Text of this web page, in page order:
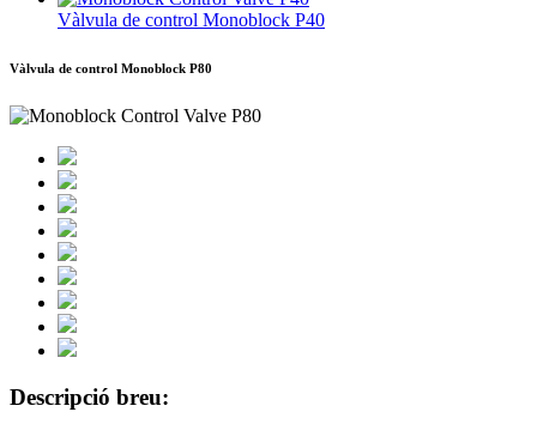
Vàlvula de control Monoblock P40
Vàlvula de control Monoblock P80
Descripció breu: